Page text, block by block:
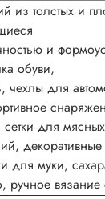
из толстых и
и
обуви,
чехлы для
сетки для
декоративные
для муки,
ручное вязание